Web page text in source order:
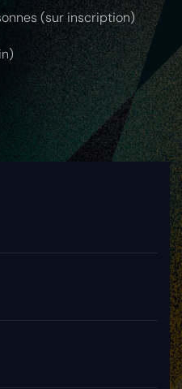
(sur inscription)